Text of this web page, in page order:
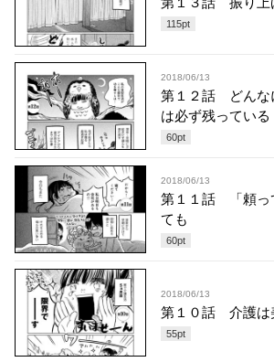
115pt
2018/06/13
第１２話 どんな
は必ず残っている
60pt
2018/06/13
第１１話 「頼っ
ても
60pt
2018/06/13
第１０話 介護は
55pt